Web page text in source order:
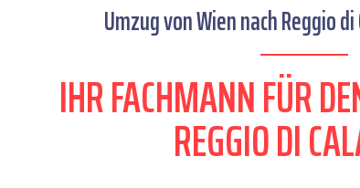
Umzug von Wien nach Reggio
IHR FACHMANN FÜR
REGGIO DI